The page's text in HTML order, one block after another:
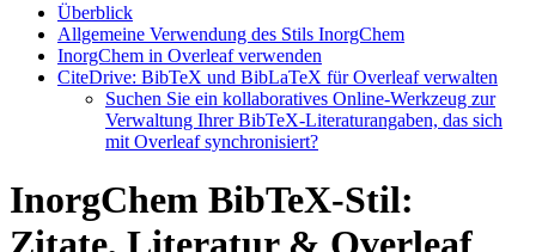
Überblick
Allgemeine Verwendung des Stils InorgChem
InorgChem in Overleaf verwenden
CiteDrive: BibTeX und BibLaTeX für Overleaf verwalten
Suchen Sie ein kollaboratives Online-Werkzeug zur
Verwaltung Ihrer BibTeX-Literaturangaben, das sich
mit Overleaf synchronisiert?
InorgChem BibTeX-Stil: